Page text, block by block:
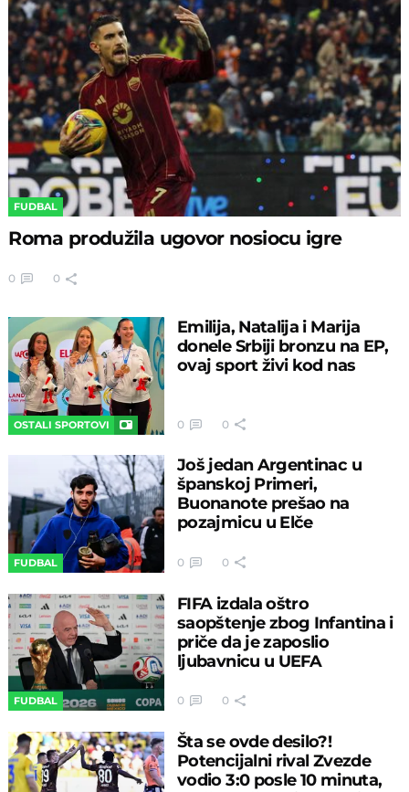
FUDBAL
Roma produžila ugovor nosiocu igre
0 0
OSTALI SPORTOVI
Emilija, Natalija i Marija
donele Srbiji bronzu na EP,
ovaj sport živi kod nas
0 0
FUDBAL
Još jedan Argentinac u
španskoj Primeri,
Buonanote prešao na
pozajmicu u Elče
0 0
FUDBAL
FIFA izdala oštro
saopštenje zbog Infantina i
priče da je zaposlio
ljubavnicu u UEFA
0 0
Šta se ovde desilo?!
Potencijalni rival Zvezde
vodio 3:0 posle 10 minuta,